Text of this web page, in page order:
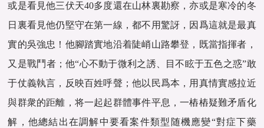
或是看見他三伏天40多度還在山林裏勘察，亦或是寒冷的冬
日裏看見他仍堅守在第一線，都不用驚訝，因爲這就是最真
實的吳強忠！他腳踏實地沿着陡峭山路攀登，既當指揮者，
又是戰鬥者；他“心不動于微利之誘、目不眩于五色之惑”敢
于仗義執言，反映百姓呼聲；他以民爲本，用真情實感拉近
與群衆的距離，将一起起群體事件平息，一樁樁疑難矛盾化
解，他總結出在調解中要看案件類型随機應變“對症下藥